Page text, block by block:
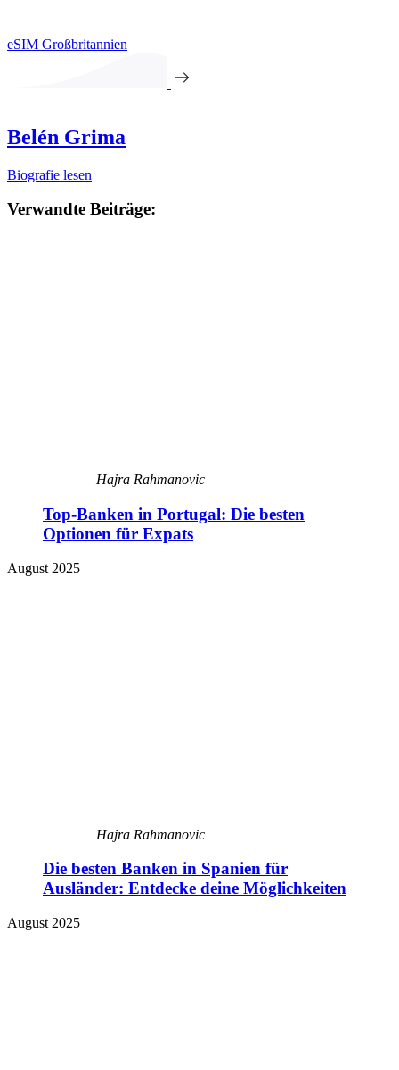
eSIM Großbritannien
Belén Grima
Biografie lesen
Verwandte Beiträge:
Hajra Rahmanovic
Top-Banken in Portugal: Die besten
Optionen für Expats
August 2025
Hajra Rahmanovic
Die besten Banken in Spanien für
Ausländer: Entdecke deine Möglichkeiten
August 2025